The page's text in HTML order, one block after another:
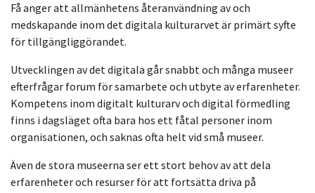
Få anger att allmänhetens återanvändning av och
medskapande inom det digitala kulturarvet är primärt syfte
för tillgängliggörandet.
Utvecklingen av det digitala går snabbt och många museer
efterfrågar forum för samarbete och utbyte av erfarenheter.
Kompetens inom digitalt kulturarv och digital förmedling
finns i dagsläget ofta bara hos ett fåtal personer inom
organisationen, och saknas ofta helt vid små museer.
Även de stora museerna ser ett stort behov av att dela
erfarenheter och resurser för att fortsätta driva på